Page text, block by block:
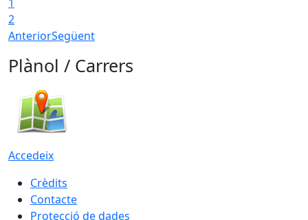
2
AnteriorSegüent
Plànol / Carrers
Accedeix
Crèdits
Contacte
Protecció de dades